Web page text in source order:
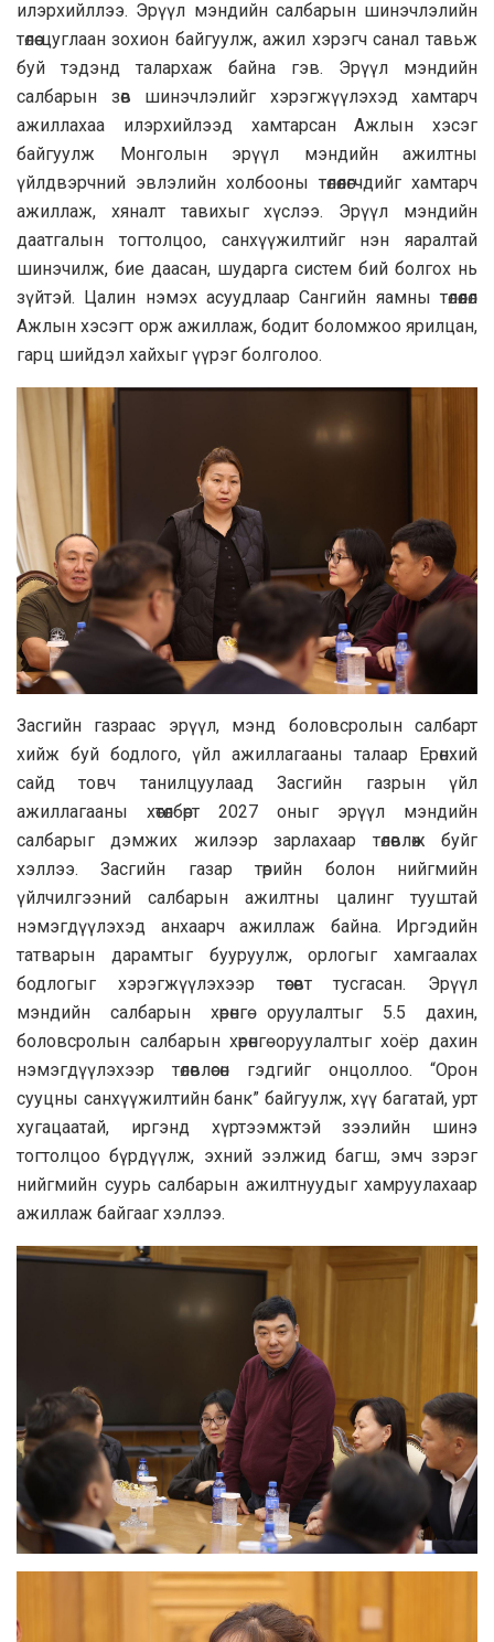
илэрхийллээ. Эрүүл мэндийн салбарын шинэчлэлийн
төлөө цуглаан зохион байгуулж, ажил хэрэгч санал тавьж
буй тэдэнд талархаж байна гэв. Эрүүл мэндийн
салбарын зөв шинэчлэлийг хэрэгжүүлэхэд хамтарч
ажиллахаа илэрхийлээд хамтарсан Ажлын хэсэг
байгуулж Монголын эрүүл мэндийн ажилтны
үйлдвэрчний эвлэлийн холбооны төлөөлөгчдийг хамтарч
ажиллаж, хяналт тавихыг хүслээ. Эрүүл мэндийн
даатгалын тогтолцоо, санхүүжилтийг нэн яаралтай
шинэчилж, бие даасан, шударга систем бий болгох нь
зүйтэй. Цалин нэмэх асуудлаар Сангийн яамны төлөөлөл
Ажлын хэсэгт орж ажиллаж, бодит боломжоо ярилцан,
гарц шийдэл хайхыг үүрэг болголоо.
Засгийн газраас эрүүл, мэнд боловсролын салбарт
хийж буй бодлого, үйл ажиллагааны талаар Ерөнхий
сайд товч танилцуулаад Засгийн газрын үйл
ажиллагааны хөтөлбөрт 2027 оныг эрүүл мэндийн
салбарыг дэмжих жилээр зарлахаар төлөвлөж буйг
хэллээ. Засгийн газар төрийн болон нийгмийн
үйлчилгээний салбарын ажилтны цалинг тууштай
нэмэгдүүлэхэд анхаарч ажиллаж байна. Иргэдийн
татварын дарамтыг бууруулж, орлогыг хамгаалах
бодлогыг хэрэгжүүлэхээр төсөвт тусгасан. Эрүүл
мэндийн салбарын хөрөнгө оруулалтыг 5.5 дахин,
боловсролын салбарын хөрөнгө оруулалтыг хоёр дахин
нэмэгдүүлэхээр төлөвлөсөн гэдгийг онцоллоо. “Орон
сууцны санхүүжилтийн банк” байгуулж, хүү багатай, урт
хугацаатай, иргэнд хүртээмжтэй зээлийн шинэ
тогтолцоо бүрдүүлж, эхний ээлжид багш, эмч зэрэг
нийгмийн суурь салбарын ажилтнуудыг хамруулахаар
ажиллаж байгааг хэллээ.